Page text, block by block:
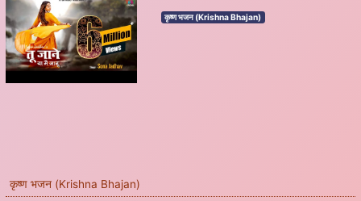
कृष्ण भजन (Krishna Bhajan)
कृष्ण भजन (Krishna Bhajan)